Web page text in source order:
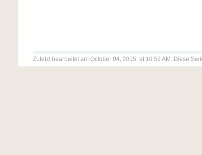
Zuletzt bearbeitet am October 04, 2015, at 10:52 AM. Diese